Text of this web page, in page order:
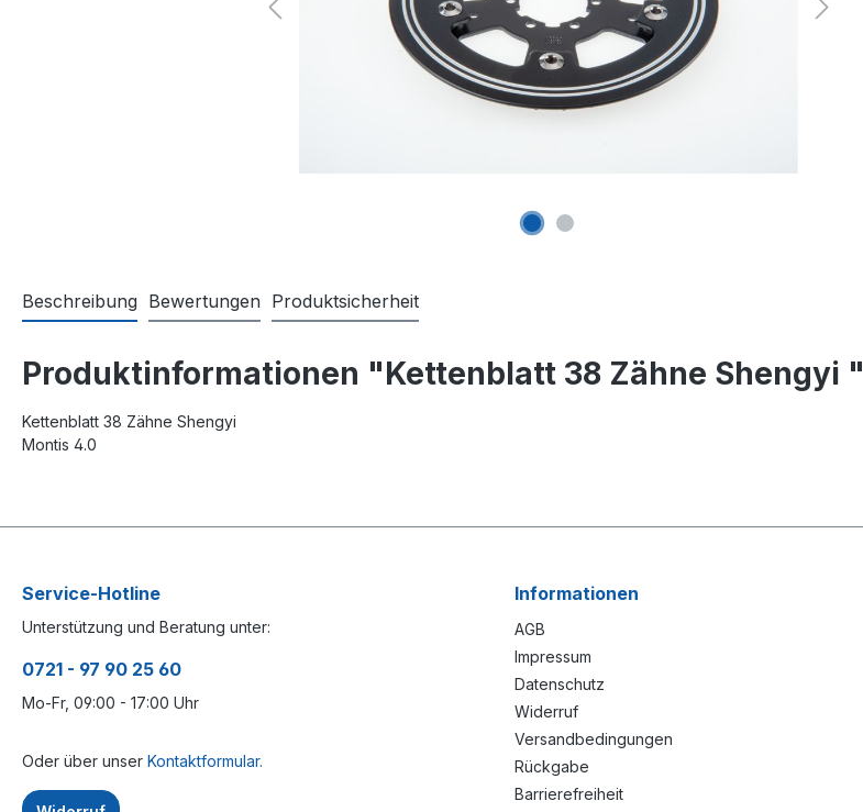
Beschreibung Bewertungen Produktsicherheit
Produktinformationen "Kettenblatt 38 Zähne Shengyi "
Kettenblatt 38 Zähne Shengyi
Montis 4.0
Service-Hotline
Unterstützung und Beratung unter:
0721 - 97 90 25 60
Mo-Fr, 09:00 - 17:00 Uhr
Oder über unser Kontaktformular.
Informationen
AGB
Impressum
Datenschutz
Widerruf
Versandbedingungen
Rückgabe
Barrierefreiheit